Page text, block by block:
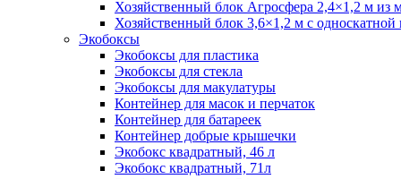
Хозяйственный блок Агросфера 2,4×1,2 м из
Хозяйственный блок 3,6×1,2 м с
Экобоксы
Экобоксы для пластика
Экобоксы для стекла
Экобоксы для макулатуры
Контейнер для масок и перчаток
Контейнер для батареек
Контейнер добрые крышечки
Экобокс квадратный, 46 л
Экобокс квадратный, 71л